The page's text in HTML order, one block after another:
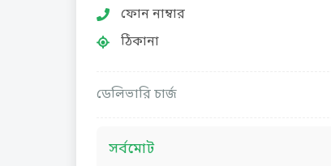
ফোন নাম্বার
ঠিকানা
ডেলিভারি চার্জ
সর্বমোট